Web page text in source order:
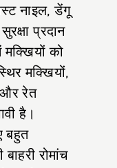
नाइल, डेंगू
प्रदान
मक्खियों को
मक्खियों,
और रेत
है।
बहुत
रोमांच